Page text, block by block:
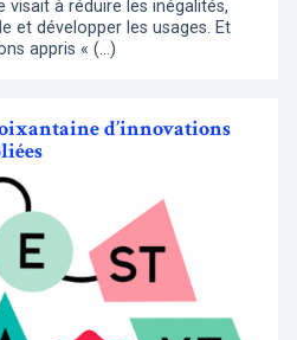
visait à réduire les inégalités,
et développer les usages. Et
appris « (…)
d’innovations